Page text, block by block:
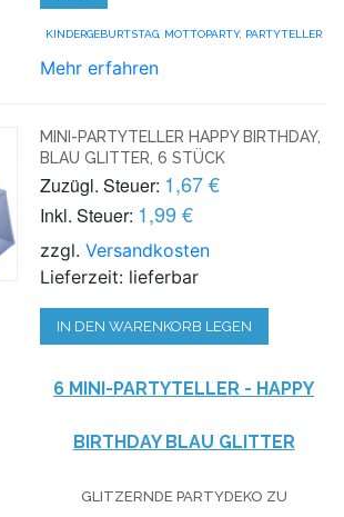
KINDERGEBURTSTAG MOTTOPARTY, PARTYTELLER
Mehr erfahren
MINI-PARTYTELLER HAPPY BIRTHDAY,
BLAU GLITTER, 6 STÜCK
Zuzügl. Steuer: 1,67 €
Inkl. Steuer: 1,99 €
zzgl.Versandkosten
Lieferzeit: lieferbar
IN DEN WARENKORB LEGEN
6 MINI-PARTYTELLER - HAPPY
BIRTHDAY BLAU GLITTER
GLITZERNDE PARTYDEKO ZU